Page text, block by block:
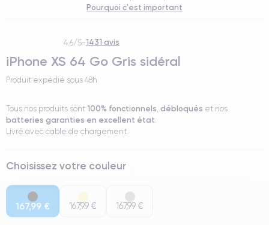
Pourquoi c'est important
4.6/5-1431 avis
iPhone XS 64 Go Gris sidéral
Produit expédié sous 48h
Tous nos produits sont 100% fonctionnels, débloqués et nos
batteries garanties en excellent état.
Livré avec cable de chargement.
Choisissez votre couleur
167,99 € 167,99 € 167,99 €